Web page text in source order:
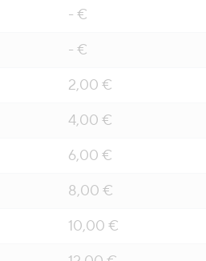
- €
- €
2,00 €
4,00 €
6,00 €
8,00 €
10,00 €